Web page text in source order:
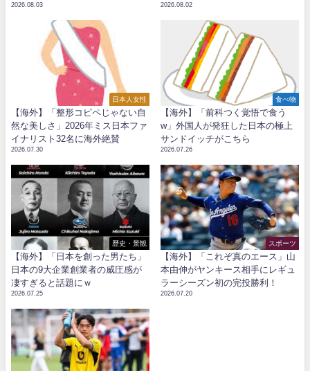
2026.08.03 2026.08.02
日本人女性
【海外】「整形コピペじゃない自
然な美しさ」2026年ミス日本ファ
イナリスト32名に海外絶賛
2026.07.30
食べ物
【海外】「前科つく覚悟で食う
w」外国人が発狂した日本の極上
サンドイッチがこちら
2026.07.26
歴史・景観
【海外】「日本を創った男たち」
日本の9大企業創業者の威圧感が
凄すぎると話題にｗ
2026.07.25
スポーツ
【海外】「これぞ真のエース」山
本由伸がヤンキース相手にレギュ
ラーシーズン初の完投勝利！
2026.07.20